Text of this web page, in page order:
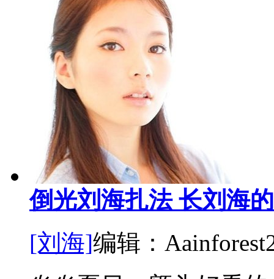
倒光刘海扎法 长刘海
[刘海]编辑：Aainforest